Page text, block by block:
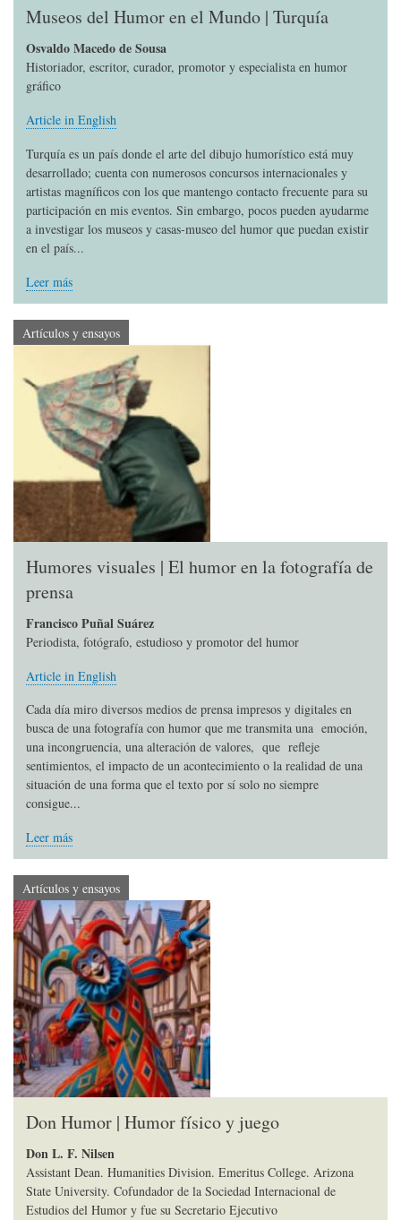
Museos del Humor en el Mundo | Turquía
Osvaldo Macedo de Sousa
Historiador, escritor, curador, promotor y especialista en humor
gráfico
Article in English
Turquía es un país donde el arte del dibujo humorístico está muy
desarrollado; cuenta con numerosos concursos internacionales y
artistas magníficos con los que mantengo contacto frecuente para su
participación en mis eventos. Sin embargo, pocos pueden ayudarme
a investigar los museos y casas-museo del humor que puedan existir
en el país...
Leer más
Artículos y ensayos
Humores visuales | El humor en la fotografía de
prensa
Francisco Puñal Suárez
Periodista, fotógrafo, estudioso y promotor del humor
Article in English
Cada día miro diversos medios de prensa impresos y digitales en
busca de una fotografía con humor que me transmita una emoción,
una incongruencia, una alteración de valores, que refleje
sentimientos, el impacto de un acontecimiento o la realidad de una
situación de una forma que el texto por sí solo no siempre
consigue...
Leer más
Artículos y ensayos
Don Humor | Humor físico y juego
Don L. F. Nilsen
Assistant Dean. Humanities Division. Emeritus College. Arizona
State University. Cofundador de la Sociedad Internacional de
Estudios del Humor y fue su Secretario Ejecutivo